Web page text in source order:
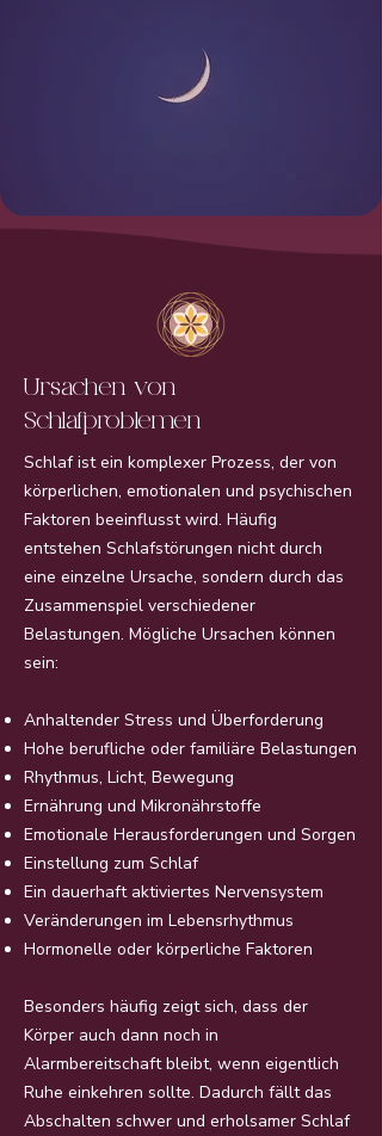
Ursachen von
Schlafproblemen
Schlaf ist ein komplexer Prozess, der von
körperlichen, emotionalen und psychischen
Faktoren beeinflusst wird. Häufig
entstehen Schlafstörungen nicht durch
eine einzelne Ursache, sondern durch das
Zusammenspiel verschiedener
Belastungen. Mögliche Ursachen können
sein:
Anhaltender Stress und Überforderung
Hohe berufliche oder familiäre Belastungen
Rhythmus, Licht, Bewegung
Ernährung und Mikronährstoffe
Emotionale Herausforderungen und Sorgen
Einstellung zum Schlaf
Ein dauerhaft aktiviertes Nervensystem
Veränderungen im Lebensrhythmus
Hormonelle oder körperliche Faktoren
Besonders häufig zeigt sich, dass der
Körper auch dann noch in
Alarmbereitschaft bleibt, wenn eigentlich
Ruhe einkehren sollte. Dadurch fällt das
Abschalten schwer und erholsamer Schlaf